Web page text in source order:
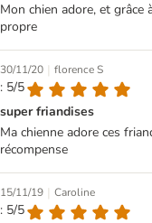
Mon chien adore, et grâce
propre
30/11/20 | florence S
: 5/5
super friandises
Ma chienne adore ces
récompense
15/11/19 | Caroline
: 5/5